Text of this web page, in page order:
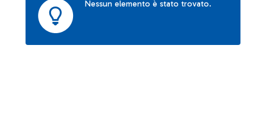
Nessun elemento è stato trovato.